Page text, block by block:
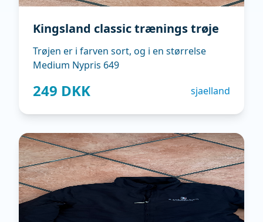
Kingsland classic trænings trøje
Trøjen er i farven sort, og i en størrelse
Medium Nypris 649
249 DKK sjaelland